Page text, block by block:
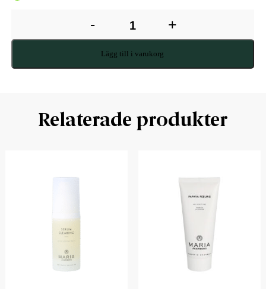
- +
Lägg till i varukorg
Relaterade produkter